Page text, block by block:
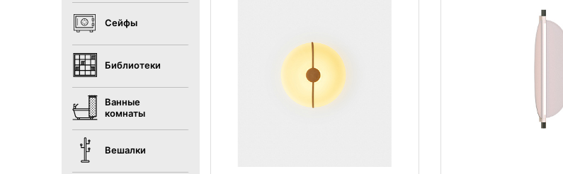
Сейфы
Библиотеки
Ванные
комнаты
Вешалки